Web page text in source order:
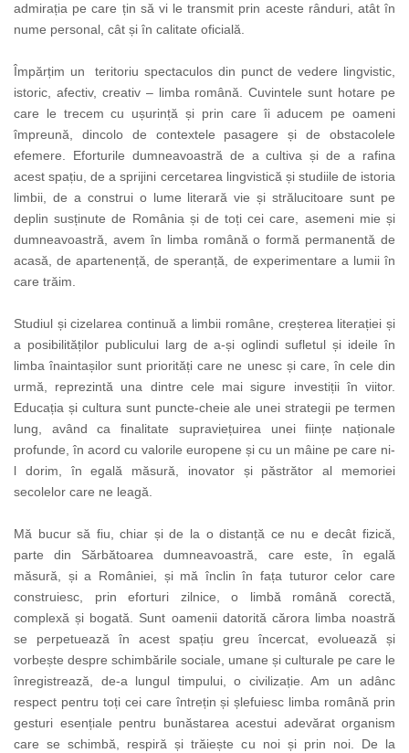
admirația pe care țin să vi le transmit prin aceste rânduri, atât în
nume personal, cât și în calitate oficială.
Împărțim un teritoriu spectaculos din punct de vedere lingvistic,
istoric, afectiv, creativ – limba română. Cuvintele sunt hotare pe
care le trecem cu ușurință și prin care îi aducem pe oameni
împreună, dincolo de contextele pasagere și de obstacolele
efemere. Eforturile dumneavoastră de a cultiva și de a rafina
acest spațiu, de a sprijini cercetarea lingvistică și studiile de istoria
limbii, de a construi o lume literară vie și strălucitoare sunt pe
deplin susținute de România și de toți cei care, asemeni mie și
dumneavoastră, avem în limba română o formă permanentă de
acasă, de apartenență, de speranță, de experimentare a lumii în
care trăim.
Studiul și cizelarea continuă a limbii române, creșterea literației și
a posibilităților publicului larg de a-și oglindi sufletul și ideile în
limba înaintașilor sunt priorități care ne unesc și care, în cele din
urmă, reprezintă una dintre cele mai sigure investiții în viitor.
Educația și cultura sunt puncte-cheie ale unei strategii pe termen
lung, având ca finalitate supraviețuirea unei ființe naționale
profunde, în acord cu valorile europene și cu un mâine pe care ni-
l dorim, în egală măsură, inovator și păstrător al memoriei
secolelor care ne leagă.
Mă bucur să fiu, chiar și de la o distanță ce nu e decât fizică,
parte din Sărbătoarea dumneavoastră, care este, în egală
măsură, și a României, și mă înclin în fața tuturor celor care
construiesc, prin eforturi zilnice, o limbă română corectă,
complexă și bogată. Sunt oamenii datorită cărora limba noastră
se perpetuează în acest spațiu greu încercat, evoluează și
vorbește despre schimbările sociale, umane și culturale pe care le
înregistrează, de-a lungul timpului, o civilizație. Am un adânc
respect pentru toți cei care întrețin și șlefuiesc limba română prin
gesturi esențiale pentru bunăstarea acestui adevărat organism
care se schimbă, respiră și trăiește cu noi și prin noi. De la